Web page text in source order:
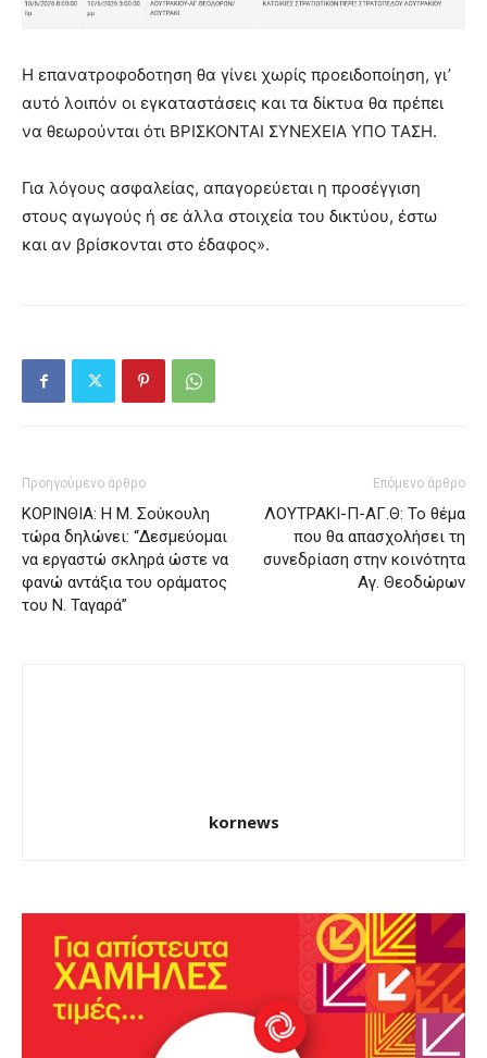
Η επανατροφοδοτηση θα γίνει χωρίς προειδοποίηση, γι’
αυτό λοιπόν οι εγκαταστάσεις και τα δίκτυα θα πρέπει
να θεωρούνται ότι ΒΡΙΣΚΟΝΤΑΙ ΣΥΝΕΧΕΙΑ ΥΠΟ ΤΑΣΗ.
Για λόγους ασφαλείας, απαγορεύεται η προσέγγιση
στους αγωγούς ή σε άλλα στοιχεία του δικτύου, έστω
και αν βρίσκονται στο έδαφος».
Προηγούμενο άρθρο
ΚΟΡΙΝΘΙΑ: Η Μ. Σούκουλη
τώρα δηλώνει: “Δεσμεύομαι
να εργαστώ σκληρά ώστε να
φανώ αντάξια του οράματος
του Ν. Ταγαρά”
Επόμενο άρθρο
ΛΟΥΤΡΑΚΙ-Π-ΑΓ.Θ: Το θέμα
που θα απασχολήσει τη
συνεδρίαση στην κοινότητα
Αγ. Θεοδώρων
kornews